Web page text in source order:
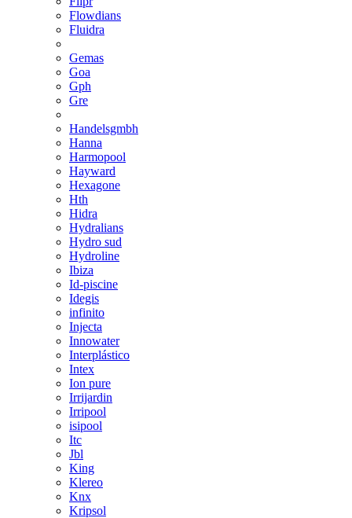
Flowdians
Fluidra
Gemas
Goa
Gph
Gre
Handelsgmbh
Hanna
Harmopool
Hayward
Hexagone
Hth
Hidra
Hydralians
Hydro sud
Hydroline
Ibiza
Id-piscine
Idegis
infinito
Injecta
Innowater
Interplástico
Intex
Ion pure
Irrijardin
Irripool
isipool
Itc
Jbl
King
Klereo
Knx
Kripsol